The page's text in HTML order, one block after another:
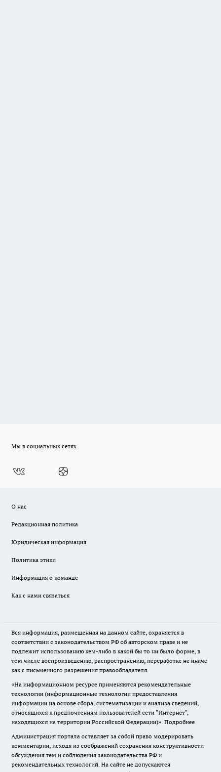
Мы в социальных сетях
О нас
Редакционная политика
Юридическая информация
Политика этики
Информация о команде
Как с нами связаться
Вся информация, размещенная на данном сайте, охраняется в
соответствии с законодательством РФ об авторском праве и не
подлежит использованию кем-либо в какой бы то ни было форме, в
том числе воспроизведению, распространению, переработке не иначе
как с письменного разрешения правообладателя.
«На информационном ресурсе применяются рекомендательные
технологии (информационные технологии предоставления
информации на основе сбора, систематизации и анализа сведений,
относящихся к предпочтениям пользователей сети "Интернет",
находящихся на территории Российской Федерации)». Подробнее
Администрация портала оставляет за собой право модерировать
комментарии, исходя из соображений сохранения конструктивности
обсуждения тем и соблюдения законодательства РФ и
рекомендательных технологий. На сайте не допускаются